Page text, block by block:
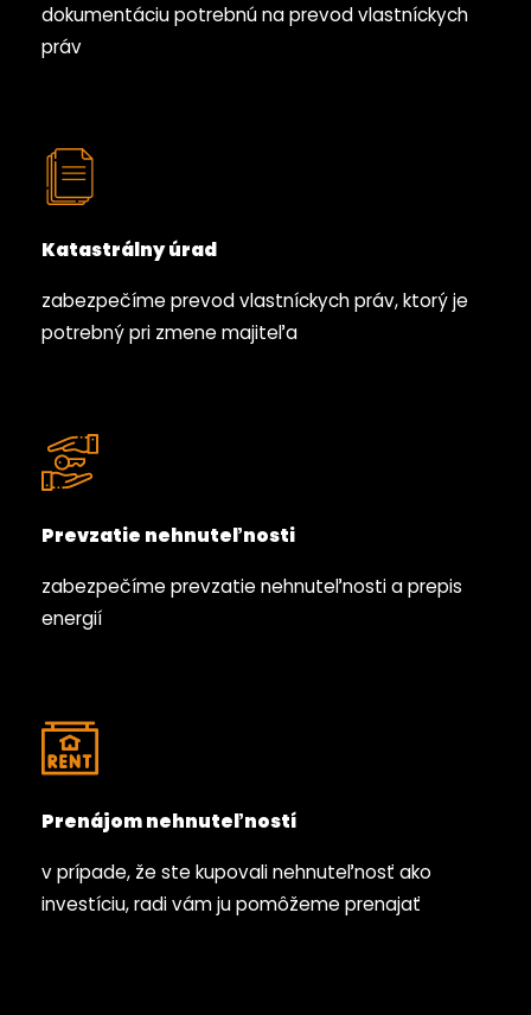
dokumentáciu potrebnú na prevod vlastníckych
práv
Katastrálny úrad
zabezpečíme prevod vlastníckych práv, ktorý je
potrebný pri zmene majiteľa
Prevzatie nehnuteľnosti
zabezpečíme prevzatie nehnuteľnosti a prepis
energií
Prenájom nehnuteľností
v prípade, že ste kupovali nehnuteľnosť ako
investíciu, radi vám ju pomôžeme prenajať